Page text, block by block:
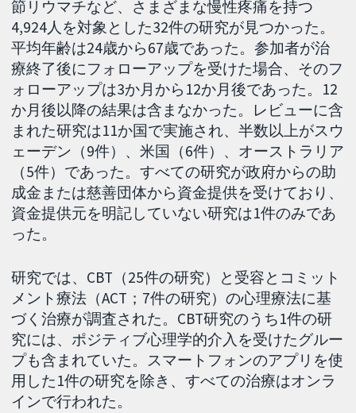
節リウマチなど、さまざまな慢性疼痛を持つ
4,924人を対象とした32件の研究が見つかった。
平均年齢は24歳から67歳であった。参加者が治
療終了後にフォローアップを受けた場合、そのフ
ォローアップは3か月から12か月後であった。12
か月後以降の結果は含まなかった。レビューに含
まれた研究は11か国で実施され、半数以上がスウ
ェーデン（9件）、米国（6件）、オーストラリア
（5件）であった。すべての研究が政府からの助
成金または慈善団体から資金提供を受けており、
資金提供元を明記していない研究は1件のみであ
った。
研究では、CBT（25件の研究）と受容とコミット
メント療法（ACT；7件の研究）の心理療法に基
づく治療が調査された。CBT研究のうち1件の研
究には、ポジティブ心理学的介入を受けたグルー
プも含まれていた。スマートフォンのアプリを使
用した1件の研究を除き、すべての治療はオンラ
インで行われた。